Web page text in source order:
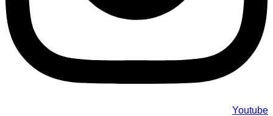
Youtube